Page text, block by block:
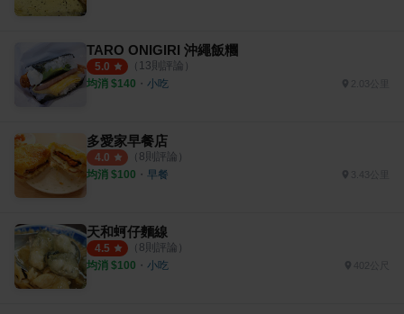
TARO ONIGIRI 沖繩飯糰
5.0 （ 13則評論）
均消 $140 ・ 小吃
多愛家早餐店
4.0 （ 8則評論）
均消 $100 ・ 早餐 3.43公里
天和蚵仔麵線
4.5 （ 8則評論）
均消 $100 ・ 小吃 402公尺